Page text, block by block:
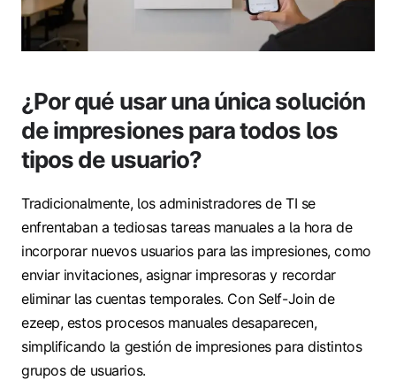
¿Por qué usar una única solución
de impresiones para todos los
tipos de usuario?
Tradicionalmente, los administradores de TI se
enfrentaban a tediosas tareas manuales a la hora de
incorporar nuevos usuarios para las impresiones, como
enviar invitaciones, asignar impresoras y recordar
eliminar las cuentas temporales. Con Self-Join de
ezeep, estos procesos manuales desaparecen,
simplificando la gestión de impresiones para distintos
grupos de usuarios.